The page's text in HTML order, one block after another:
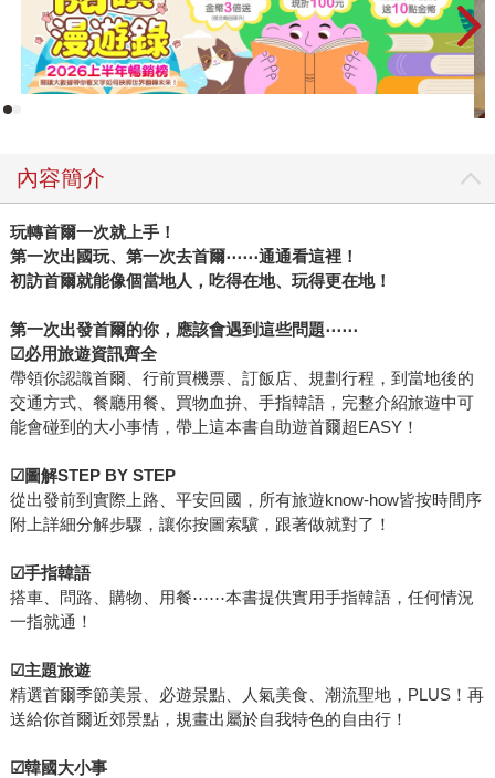
內容簡介
玩轉首爾一次就上手！
第一次出國玩、第一次去首爾⋯⋯通通看這裡！
初訪首爾就能像個當地人，吃得在地、玩得更在地！
第一次出發首爾的你，應該會遇到這些問題⋯⋯
☑必用旅遊資訊齊全
帶領你認識首爾、行前買機票、訂飯店、規劃行程，到當地後的
交通方式、餐廳用餐、買物血拚、手指韓語，完整介紹旅遊中可
能會碰到的大小事情，帶上這本書自助遊首爾超EASY！
☑圖解STEP BY STEP
從出發前到實際上路、平安回國，所有旅遊know-how皆按時間序
附上詳細分解步驟，讓你按圖索驥，跟著做就對了！
☑手指韓語
搭車、問路、購物、用餐⋯⋯本書提供實用手指韓語，任何情況
一指就通！
☑主題旅遊
精選首爾季節美景、必遊景點、人氣美食、潮流聖地，PLUS！再
送給你首爾近郊景點，規畫出屬於自我特色的自由行！
☑韓國大小事